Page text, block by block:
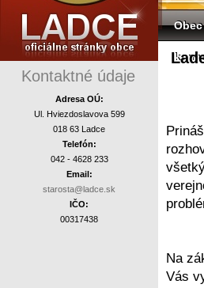
Kontaktné údaje
Adresa OÚ:
Ul. Hviezdoslavova 599
018 63 Ladce
Telefón:
042 - 4628 233
Email:
starosta@ladce.sk
IČO:
00317438
Obec
Na
Vás